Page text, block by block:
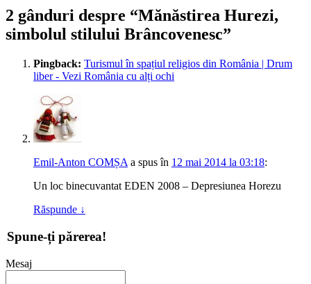
2 gânduri despre “Mănăstirea Hurezi,
simbolul stilului Brâncovenesc”
Pingback: Turismul în spațiul religios din România | Drum
liber - Vezi România cu alți ochi
Emil-Anton COMȘA a spusîn 12 mai 2014 la 03:18:
Un loc binecuvantat EDEN 2008 – Depresiunea Horezu
Răspunde ↓
Spune-ți părerea!
Mesaj